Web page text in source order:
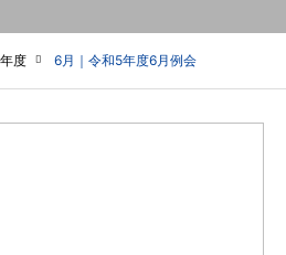
度 6月｜令和5年度6月例会